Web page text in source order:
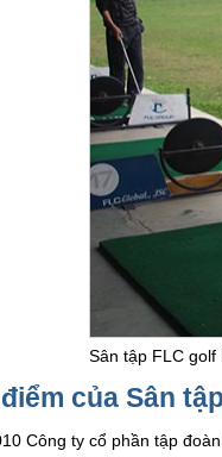
Sân tập FLC golf
của Sân
Công ty cổ phần tập